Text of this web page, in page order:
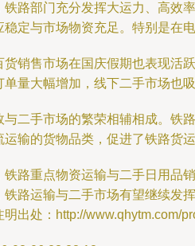
铁路部门充分发挥大运力、高效
稳定与市场物资充足。特别是在
货销售市场在国庆假期也表现活
量大幅增加，线下二手市场也
与二手市场的繁荣相辅相成。铁
输的货物品类，促进了铁路货运
铁路重点物资运输与二手日用品
路运输与二手市场有望继续发
出处：http://www.qhytm.com/